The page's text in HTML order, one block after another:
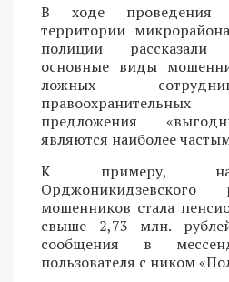
В ходе проведения
территории
полиции
основные виды
ложных
предложения
являются наиболее
К примеру, на
мошенников стала
свыше 2,73 млн.
сообщения в
пользователя с ником